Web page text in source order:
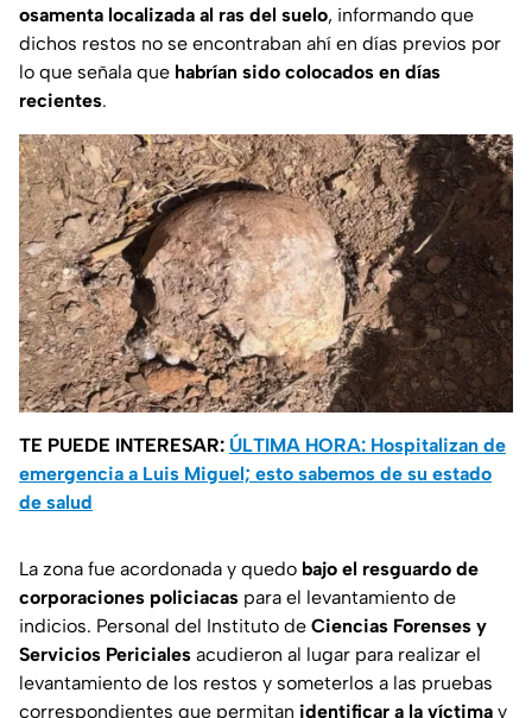
osamenta localizada al ras del suelo, informando que
dichos restos no se encontraban ahí en días previos por
lo que señala que habrían sido colocados en días
recientes.
TE PUEDE INTERESAR: ÚLTIMA HORA: Hospitalizan de
emergencia a Luis Miguel; esto sabemos de su estado
de salud
La zona fue acordonada y quedo bajo el resguardo de
corporaciones policiacas para el levantamiento de
indicios. Personal del Instituto de Ciencias Forenses y
Servicios Periciales acudieron al lugar para realizar el
levantamiento de los restos y someterlos a las pruebas
correspondientes que permitan identificar a la víctima y